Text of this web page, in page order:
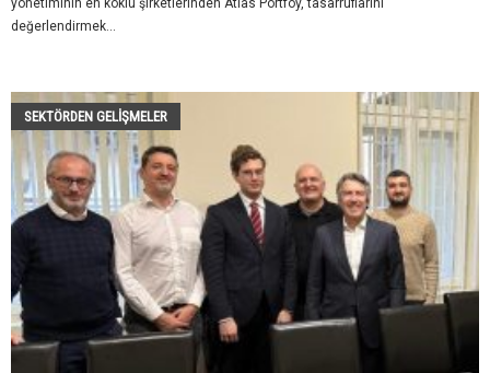
değerlendirmek...
SEKTÖRDEN GELIŞMELER